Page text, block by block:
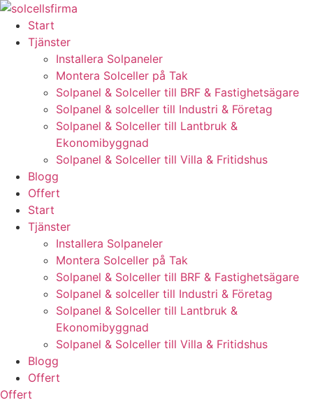
Skip
content
Start
Tjänster
Installera Solpaneler
Montera Solceller på Tak
Solpanel & Solceller till BRF & Fastighetsägare
Solpanel & solceller till Industri & Företag
Solpanel & Solceller till Lantbruk &
Ekonomibyggnad
Solpanel & Solceller till Villa & Fritidshus
Blogg
Offert
Start
Tjänster
Installera Solpaneler
Montera Solceller på Tak
Solpanel & Solceller till BRF & Fastighetsägare
Solpanel & solceller till Industri & Företag
Solpanel & Solceller till Lantbruk &
Ekonomibyggnad
Solpanel & Solceller till Villa & Fritidshus
Blogg
Offert
Offert